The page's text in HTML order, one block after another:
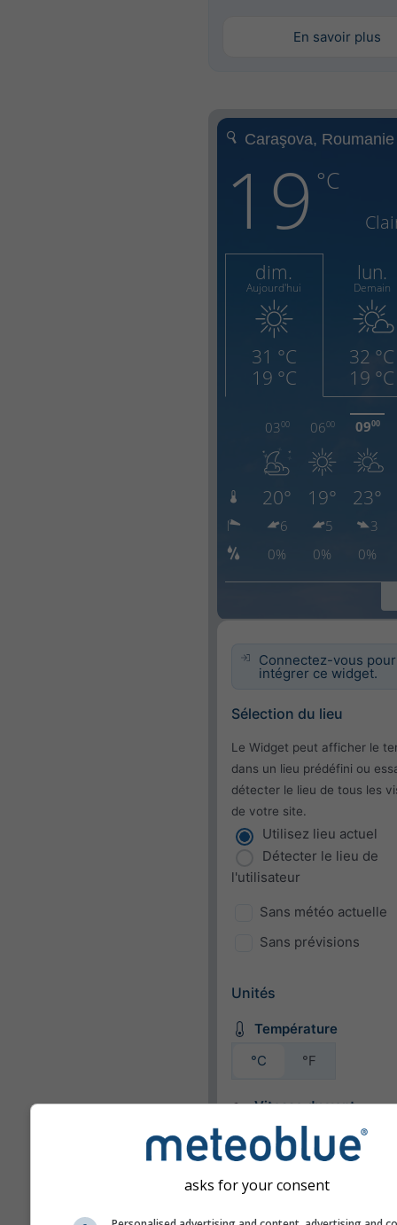
En savoir plus
Connectez-vous pour
intégrer ce widget.
Sélection du lieu
Le Widget peut afficher le
dans un lieu prédéfini ou
détecter le lieu de tous les
de votre site.
Utilisez lieu actuel
Détecter le lieu de
l'utilisateur
Sans météo actuelle
Sans prévisions
Unités
Température
°C
°F
Vitesse du vent
bft
km/h
asks for your consent